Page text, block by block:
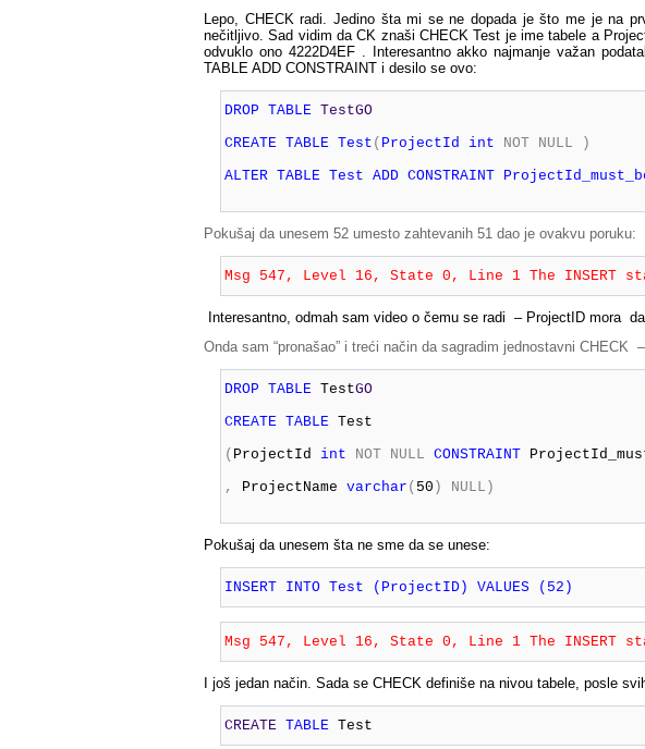
Lepo, CHECK radi. Jedino šta mi se ne dopada je što me je na
nečitljivo. Sad vidim da CK znaši CHECK Test je ime tabele a
odvuklo ono 4222D4EF . Interesantno akko najmanje važan
TABLE ADD CONSTRAINT i desilo se ovo:
DROP TABLE TestGO
CREATE TABLE Test ( ProjectId int NOT NULL
)
ALTER TABLE Test ADD CONSTRAINT
Pokušaj da unesem 52 umesto zahtevanih 51 dao je ovakvu poruku:
Msg 547, Level 16, State 0, Line 1 The INSERT
Interesantno, odmah sam video o čemu se radi – ProjectID mora
Onda sam “pronašao” i treći način da sagradim jednostavni CHECK
DROP TABLE TestGO
CREATE TABLE Test
( ProjectId int NOT NULL CONSTRAINT
,
ProjectName varchar ( 50 ) NULL )
Pokušaj da unesem šta ne sme da se unese:
INSERT INTO Test (ProjectID) VALUES (52)
Msg 547, Level 16, State 0, Line 1 The INSERT
I još jedan način. Sada se CHECK definiše na nivou tabele, posle
CREATE TABLE Test